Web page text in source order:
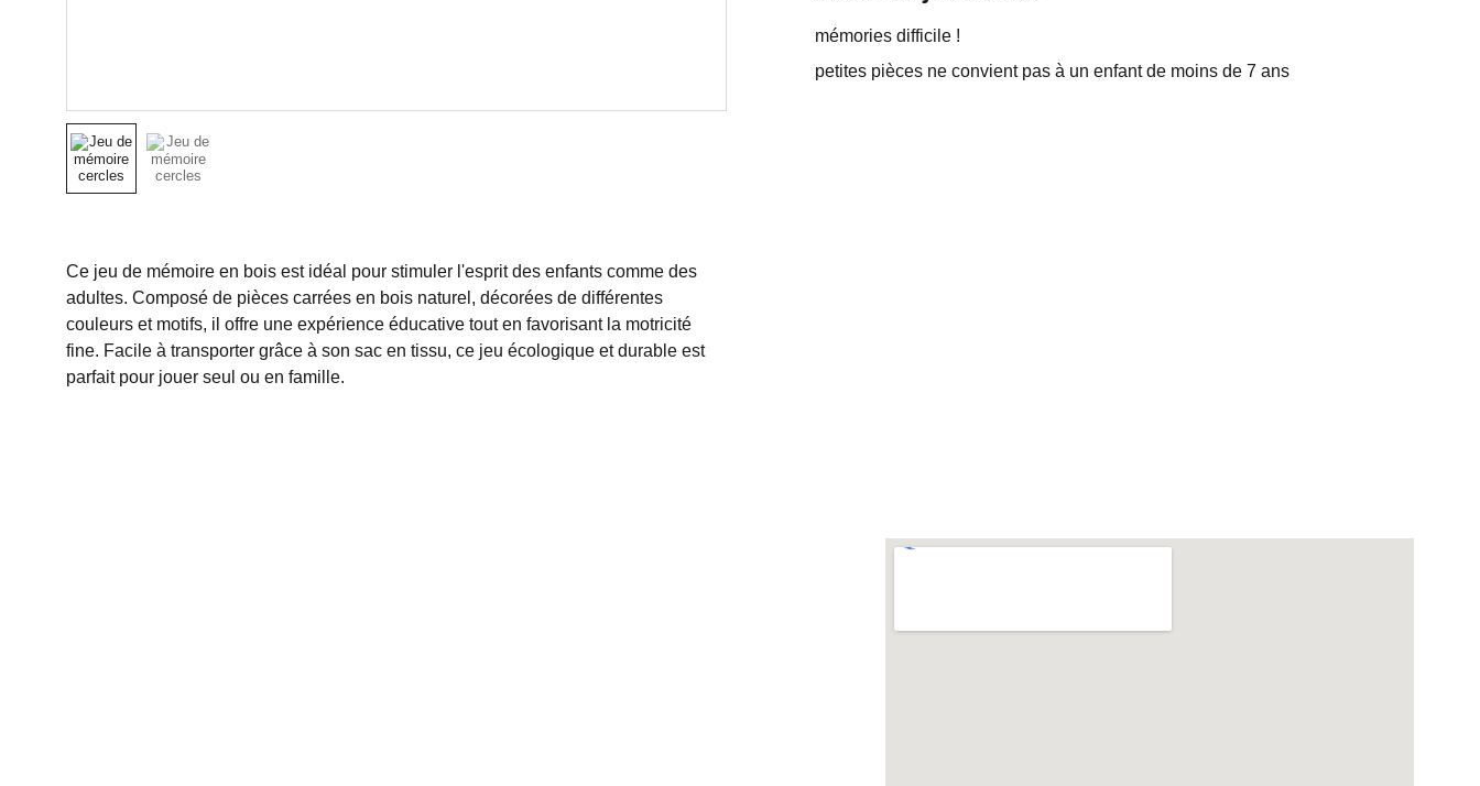
Ce jeu de mémoire en bois est idéal pour stimuler l'esprit des enfants comme des
adultes. Composé de pièces carrées en bois naturel, décorées de différentes
couleurs et motifs, il offre une expérience éducative tout en favorisant la motricité
fine. Facile à transporter grâce à son sac en tissu, ce jeu écologique et durable est
parfait pour jouer seul ou en famille.
mémories difficile !
petites pièces ne convient pas à un enfant de moins de 7 ans